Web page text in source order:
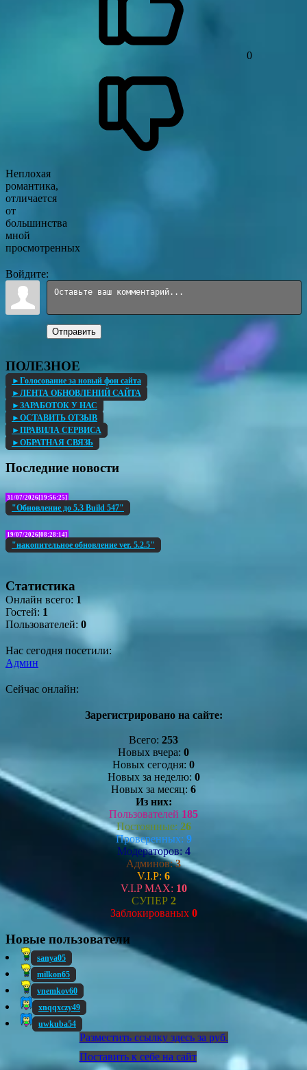
0
Неплохая
романтика,
отличается
от
большинства
мной
просмотренных
Войдите:
Отправить
ПОЛЕЗНОЕ
►Голосование за новый фон сайта
►ЛЕНТА ОБНОВЛЕНИЙ САЙТА
►ЗАРАБОТОК У НАС
►ОСТАВИТЬ ОТЗЫВ
►ПРАВИЛА СЕРВИСА
►ОБРАТНАЯ СВЯЗЬ
Последние новости
31/07/2026[19:56:25]
"Обновление до 5.3 Build 547"
19/07/2026[08:28:14]
"накопительное обновление ver. 5.2.5"
Статистика
Онлайн всего: 1
Гостей: 1
Пользователей: 0
Нас сегодня посетили:
Админ
Сейчас онлайн:
Зарегистрировано на сайте:
Всего: 253
Новых вчера: 0
Новых сегодня: 0
Новых за неделю: 0
Новых за месяц: 6
Из них:
Пользователей 185
Постоянные: 26
Проверенных: 9
Модераторов: 4
Админов:3
V.I.P: 6
V.I.P MAX: 10
СУПЕР 2
Заблокированых 0
Новые пользователи
sanya05
milkon65
vnemkov60
xnqqxczy49
uwkuba54
Разместить ссылку здесь за руб.
Поставить к себе на сайт